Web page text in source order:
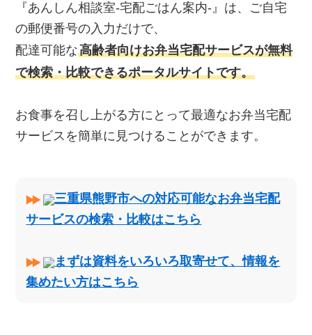
『あんしん相談室‐宅配ごはん案内‐』は、ご自宅
の郵便番号の入力だけで、
配達可能な高齢者向けお弁当宅配サービスが無料
で検索・比較できるポータルサイトです。
お食事を召し上がる方にとって最適なお弁当宅配
サービスを簡単に見つけることができます。
三重県熊野市への対応可能なお弁当宅配
サービスの検索・比較はこちら
まずは資料をいろいろ取寄せて、情報を
集めたい方はこちら